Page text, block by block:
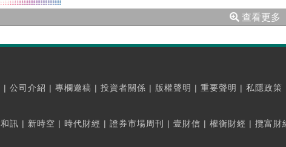
查看更多
| 公司介紹 | 專欄邀稿 | 投資者關係 | 版權聲明 | 重要聲明 | 私隱政策
和訊 | 新時空 | 時代財經 | 證券市場周刊 | 壹財信 | 權衡財經 | 攬富財